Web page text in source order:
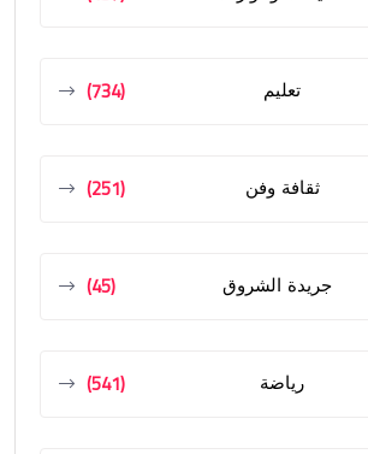
تعليم (734)
ثقافة وفن (251)
جريدة الشروق (45)
رياضة (541)